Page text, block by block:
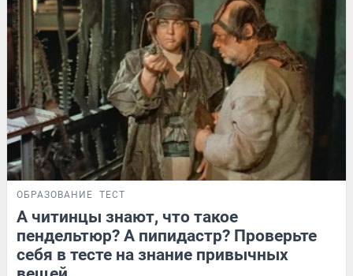
ОБРАЗОВАНИЕ ТЕСТ
А читинцы знают, что такое
пендельтюр? А пипидастр? Проверьте
себя в тесте на знание привычных